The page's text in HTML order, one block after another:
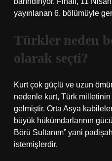
yayınlanan 6. bölümüyle
Türkler neden
olarak seçti?
Kurt çok güçlü ve uzun
nedenle kurt, Türk
gelmiştir. Orta Asya
büyük hükümdarlarının
Börü Sultanım” yani
istemişlerdir.